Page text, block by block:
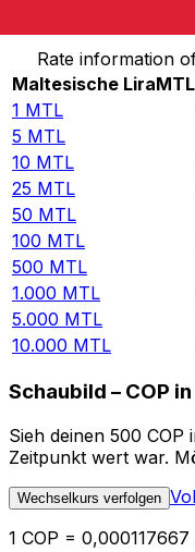
Rate information
Maltesische LiraMTL
1 MTL
5 MTL
10 MTL
25 MTL
50 MTL
100 MTL
500 MTL
1.000 MTL
5.000 MTL
10.000 MTL
Schaubild – COP
Sieh deinen 500
Zeitpunkt wert war.
Wechselkurs verfolgen
1 COP =